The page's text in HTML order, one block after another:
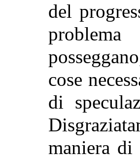
del
cose
di
maniera di